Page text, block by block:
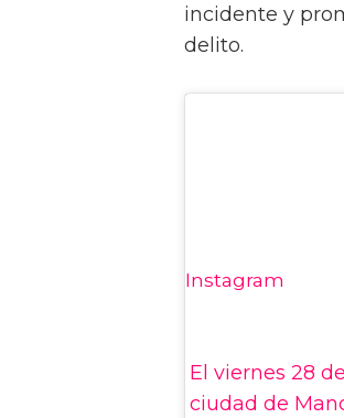
incidente y
delito.
Instagram
El viernes 28
ciudad de